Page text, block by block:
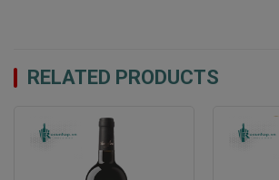
Trái cây tươi từng, dịi dàng như táo
Axit tươi mát và hậu vị dài lâu
RELATED PRODUCTS